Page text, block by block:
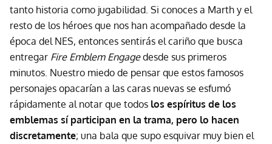
tanto historia como jugabilidad. Si conoces a Marth y el
resto de los héroes que nos han acompañado desde la
época del NES, entonces sentirás el cariño que busca
entregar Fire Emblem Engagedesde sus primeros
minutos. Nuestro miedo de pensar que estos famosos
personajes opacarían a las caras nuevas se esfumó
rápidamente al notar que todos los espíritus de los
emblemas sí participan en la trama, pero lo hacen
discretamente; una bala que supo esquivar muy bien el